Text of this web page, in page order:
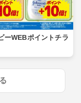
ーWEBポイントチラ